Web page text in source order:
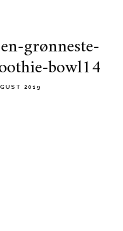
grønneste-
bowl14
2019